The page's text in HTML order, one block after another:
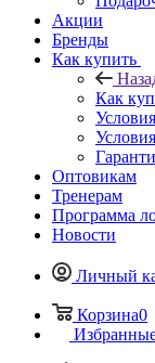
Акции
Бренды
Как купить
Как
Оптовикам
Тренерам
Программа
Новости
Личный
Корзина0